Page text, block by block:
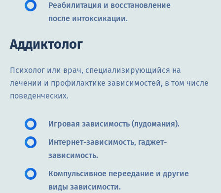
Реабилитация и восстановление
после интоксикации.
Аддиктолог
Психолог или врач, специализирующийся на
лечении и профилактике зависимостей, в том числе
поведенческих.
Игровая зависимость (лудомания).
Интернет-зависимость, гаджет-
зависимость.
Компульсивное переедание и другие
виды зависимости.